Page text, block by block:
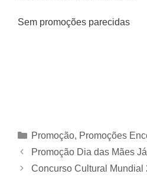
Sem promoções parecidas
Categorias
Promoção, Promoções
Promoção Dia das Mães
Concurso Cultural Mundial